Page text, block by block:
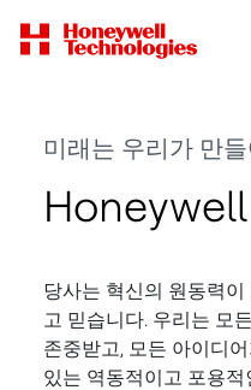
미래는 우리가 만
당사는 혁신의 원동력
고 믿습니다. 우리는 모
존중받고, 모든 아이디
있는 역동적이고 포용